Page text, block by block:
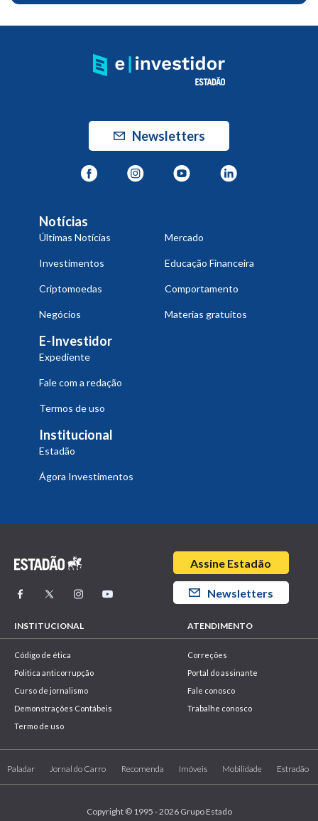
Newsletters
Notícias
Últimas Notícias Mercado
Investimentos Educação Financeira
Criptomoedas Comportamento
Negócios Materias gratuitos
E-Investidor
Expediente
Fale com a redação
Termos de uso
Institucional
Estadão
Ágora Investimentos
INSTITUCIONAL
Código de ética
Politica anticorrupção
Curso de jornalismo
Demonstrações Contábeis
Termo de uso
ATENDIMENTO
Correções
Portal do assinante
Fale conosco
Trabalhe conosco
Assine Estadão
Newsletters
Paladar Jornal do Carro Recomenda Imóveis Mobilidade Estradão
Copyright © 1995 - 2026 Grupo Estado